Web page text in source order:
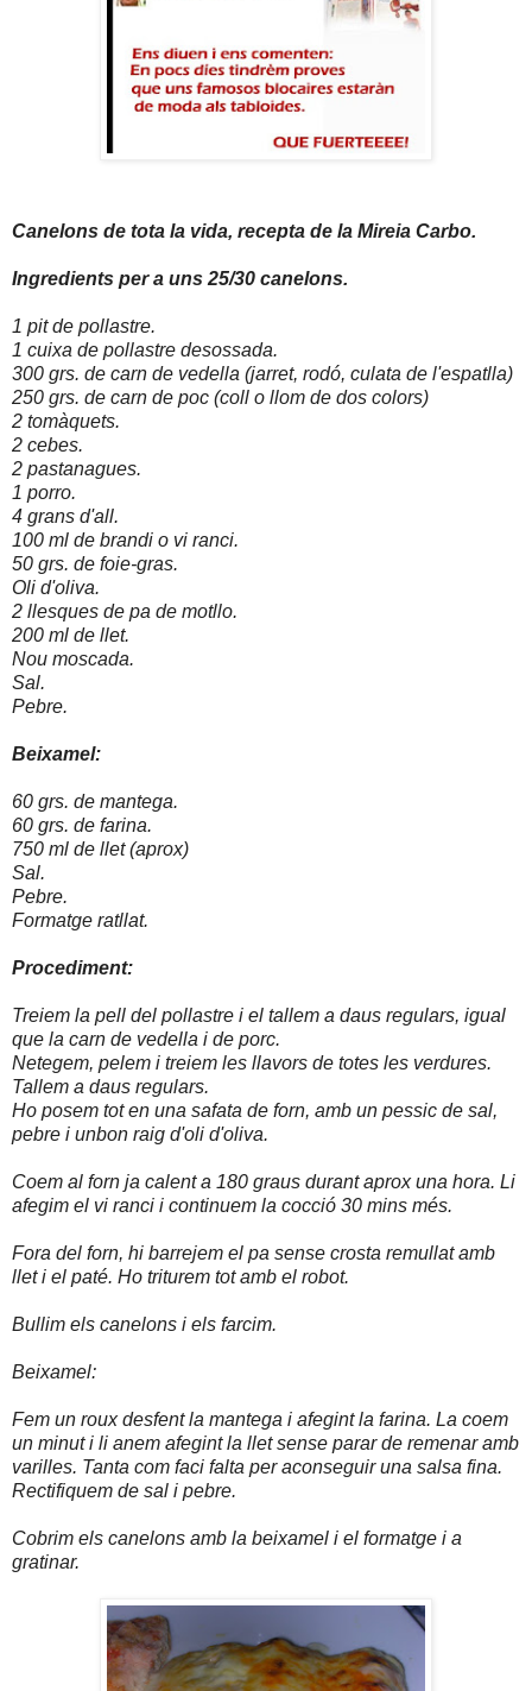
Canelons de tota la vida, recepta de la Mireia Carbo.
Ingredients per a uns 25/30 canelons.
1 pit de pollastre.
1 cuixa de pollastre desossada.
300 grs. de carn de vedella (jarret, rodó, culata de l'espatlla)
250 grs. de carn de poc (coll o llom de dos colors)
2 tomàquets.
2 cebes.
2 pastanagues.
1 porro.
4 grans d'all.
100 ml de brandi o vi ranci.
50 grs. de foie-gras.
Oli d'oliva.
2 llesques de pa de motllo.
200 ml de llet.
Nou moscada.
Sal.
Pebre.
Beixamel:
60 grs. de mantega.
60 grs. de farina.
750 ml de llet (aprox)
Sal.
Pebre.
Formatge ratllat.
Procediment:
Treiem la pell del pollastre i el tallem a daus regulars, igual
que la carn de vedella i de porc.
Netegem, pelem i treiem les llavors de totes les verdures.
Tallem a daus regulars.
Ho posem tot en una safata de forn, amb un pessic de sal,
pebre i unbon raig d'oli d'oliva.
Coem al forn ja calent a 180 graus durant aprox una hora. Li
afegim el vi ranci i continuem la cocció 30 mins més.
Fora del forn, hi barrejem el pa sense crosta remullat amb
llet i el paté. Ho triturem tot amb el robot.
Bullim els canelons i els farcim.
Beixamel:
Fem un roux desfent la mantega i afegint la farina. La coem
un minut i li anem afegint la llet sense parar de remenar amb
varilles. Tanta com faci falta per aconseguir una salsa fina.
Rectifiquem de sal i pebre.
Cobrim els canelons amb la beixamel i el formatge i a
gratinar.